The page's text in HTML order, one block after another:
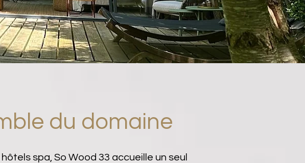
du domaine
spa, So Wood 33 accueille un seul